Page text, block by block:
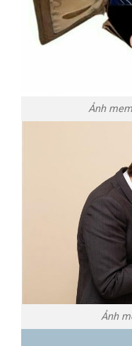
Ảnh
Ảnh